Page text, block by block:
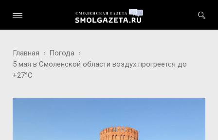
Главная
Погода
5 мая в Смоленской области воздух прогреется до
+27°С